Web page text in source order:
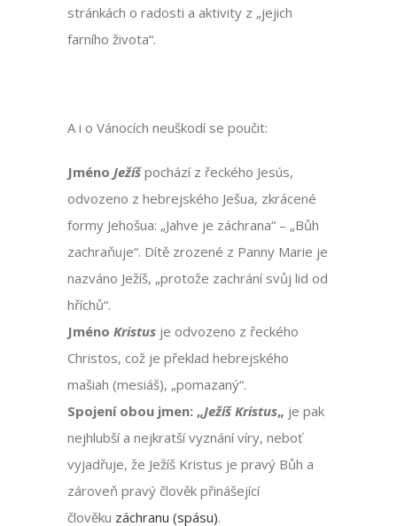
stránkách o radosti a aktivity z „jejich
farního života“.
A i o Vánocích neuškodí se poučit:
Jméno Ježíš pochází z řeckého Jesús,
odvozeno z hebrejského Ješua, zkrácené
formy Jehošua: „Jahve je záchrana“ – „Bůh
zachraňuje“. Dítě zrozené z Panny Marie je
nazváno Ježíš, „protože zachrání svůj lid od
hříchů“.
JménoKristus je odvozeno z řeckého
Christos, což je překlad hebrejského
mašiah (mesiáš), „pomazaný“.
Spojení obou jmen: „Ježíš Kristus„ je pak
nejhlubší a nejkratší vyznání víry, neboť
vyjadřuje, že Ježíš Kristus je pravý Bůh a
zároveň pravý člověk přinášející
člověku záchranu (spásu).